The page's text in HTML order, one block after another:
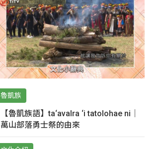
魯凱族
【魯凱族語】ta‘avalra ‘i tatolohae ni｜
萬山部落勇士祭的由來